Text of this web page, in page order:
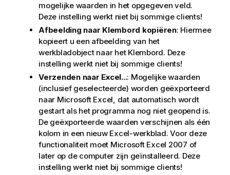
mogelijke waarden in het opgegeven veld.
Deze instelling werkt niet bij sommige clients!
Afbeelding naar Klembord kopiëren: Hiermee
kopieert u een afbeelding van het
werkbladobject naar het Klembord. Deze
instelling werkt niet bij sommige clients!
Verzenden naar Excel...: Mogelijke waarden
(inclusief geselecteerde) worden geëxporteerd
naar Microsoft Excel, dat automatisch wordt
gestart als het programma nog niet geopend is.
De geëxporteerde waarden verschijnen als één
kolom in een nieuw Excel-werkblad. Voor deze
functionaliteit moet Microsoft Excel 2007 of
later op de computer zijn geïnstalleerd. Deze
instelling werkt niet bij sommige clients!